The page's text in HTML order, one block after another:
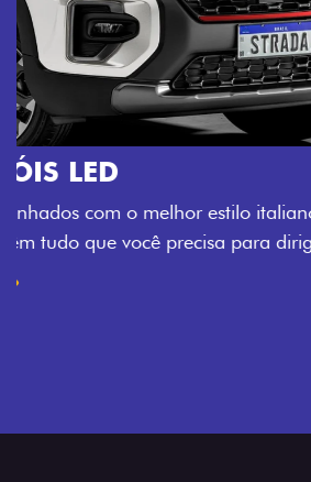
O VERDADEIRO 5
PORTAS
Todo mundo pode viajar
que conta com cabine dupla de 5